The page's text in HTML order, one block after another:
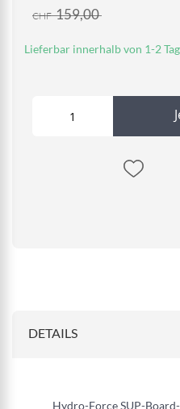
CHF 159,00
Lieferbar innerhalb von 1-2
DETAILS
Hydro-Force SUP-